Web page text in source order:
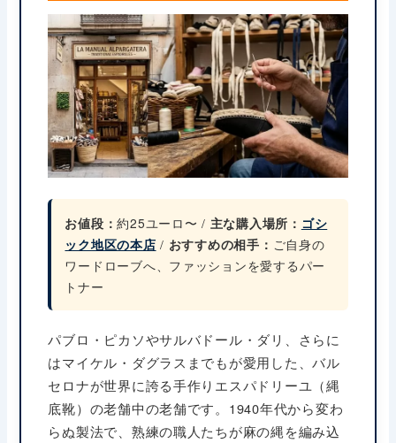
お値段：約25ユーロ〜 / 主な購入場所： ゴシ
ック地区の本店 / おすすめの相手： ご自身の
ワードローブへ、ファッションを愛するパー
トナー
パブロ・ピカソやサルバドール・ダリ、さらに
はマイケル・ダグラスまでもが愛用した、バル
セロナが世界に誇る手作りエスパドリーユ（縄
底靴）の老舗中の老舗です。1940年代から変わ
らぬ製法で、熟練の職人たちが麻の縄を編み込